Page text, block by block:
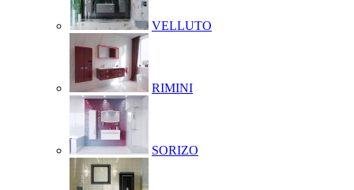
VELLUTO
RIMINI
SORIZO